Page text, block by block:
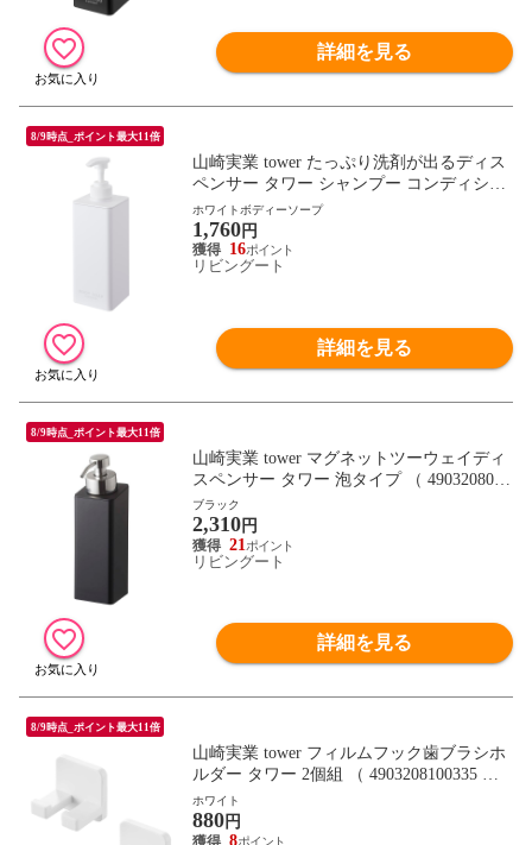
詳細を見る
8/9時点_ポイント最大11倍
山崎実業 tower たっぷり洗剤が出るディス
ペンサー タワー シャンプー コンディショ
ナー ボディーソープ （ 4903208015387 デ
ィスペンサー ボトル タワーシリーズ シャ
ンプーディスペンサー 詰め替え シャンプ
ーボトル 洗剤 ） 【ホワイトボディーソー
ホワイトボディーソープ
1,760円
16
リビングート
詳細を見る
8/9時点_ポイント最大11倍
山崎実業 tower マグネットツーウェイディ
スペンサー タワー 泡タイプ （ 4903208052
108 マグネット お風呂 洗面所 壁 ボディー
ソープ 洗顔 磁石 詰替え用ボトル シャンプ
ーボトル ディスペンサーボトル 白 黒 ）
【ブラック】
ブラック
2,310円
21
リビングート
詳細を見る
8/9時点_ポイント最大11倍
山崎実業 tower フィルムフック歯ブラシホ
ルダー タワー 2個組 （ 4903208100335 タ
ワーシリーズ 歯ブラシホルダー 2個 フィ
ルムフック 歯ブラシ ホルダー フック 歯ブ
ラシフック 掛け 小物 浮かせて収納 浮かせ
ホワイト
880円
8